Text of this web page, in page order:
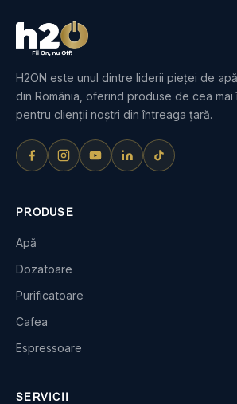
H2ON este unul dintre liderii pieței de
din România, oferind produse de cea mai
pentru clienții noștri din întreaga țară.
PRODUSE
Apă
Dozatoare
Purificatoare
Cafea
Espressoare
SERVICII